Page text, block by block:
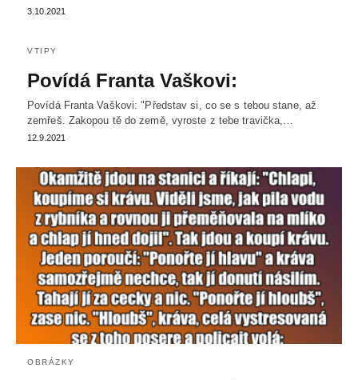
3.10.2021
VTIPY
Povídá Franta Vaškovi:
Povídá Franta Vaškovi: "Představ si, co se s tebou stane, až
zemřeš. Zakopou tě do země, vyroste z tebe travička,…
12.9.2021
OBRÁZKY